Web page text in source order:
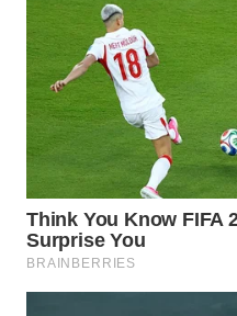
WN
BOROBUDUR
WN
MADURA
WN
SURABAYA